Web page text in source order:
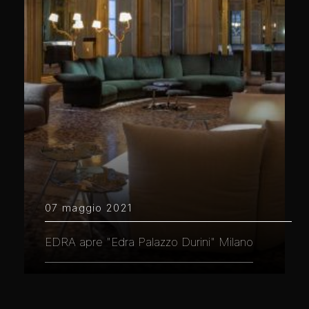
07 maggio 2021
EDRA apre "Edra Palazzo Durini" Milano